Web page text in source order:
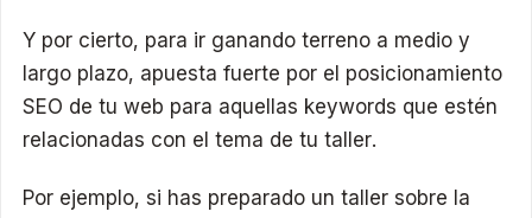
Y por cierto, para ir ganando terreno a medio y
largo plazo, apuesta fuerte por el posicionamiento
SEO de tu web para aquellas keywords que estén
relacionadas con el tema de tu taller.
Por ejemplo, si has preparado un taller sobre la